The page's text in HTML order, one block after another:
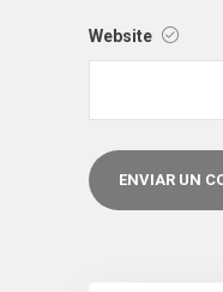
Website